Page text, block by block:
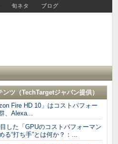
旬ネタ ブログ
ンツ（TechTargetジャパン提供）
Fire HD 10」はコストパフォー
、Alexa...
した「GPUのコストパフォーマン
る“打ち手”とは何か？：...